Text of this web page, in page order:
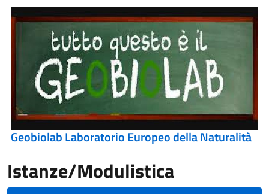
Geobiolab Laboratorio Europeo della Naturalità
Istanze/Modulistica